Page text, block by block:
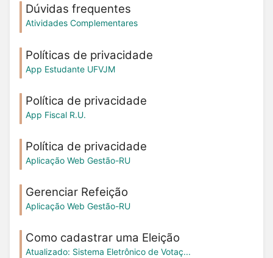
Dúvidas frequentes
Atividades Complementares
Políticas de privacidade
App Estudante UFVJM
Política de privacidade
App Fiscal R.U.
Política de privacidade
Aplicação Web Gestão-RU
Gerenciar Refeição
Aplicação Web Gestão-RU
Como cadastrar uma Eleição
Atualizado: Sistema Eletrônico de Votaç...